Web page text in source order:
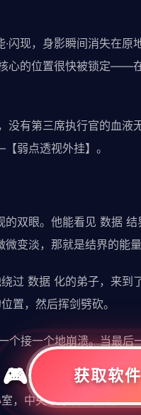
闪现，身影瞬间消失在原
心的位置很快被锁定——
没有第三席执行官的血液
弱点透视外挂】。
的双眼。他能看见 数据
变淡，那就是结界的能量
过 数据 化的弟子，来
置，然后挥剑劈砍。
个接一个地崩溃。当最
，中央悬浮着一颗暗红
获取软件